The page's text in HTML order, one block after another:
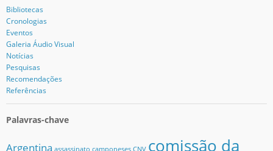
Bibliotecas
Cronologias
Eventos
Galeria Áudio Visual
Notícias
Pesquisas
Recomendações
Referências
Palavras-chave
Argentina
comissão da